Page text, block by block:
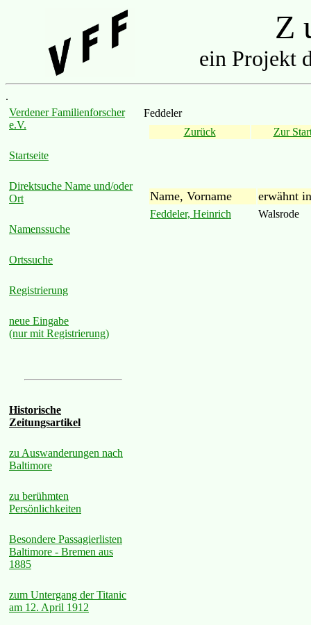
Z
ein Projekt
.
Verdener Familienforscher
e.V.
Startseite
Direktsuche Name und/oder
Ort
Namenssuche
Ortssuche
Registrierung
neue Eingabe
(nur mit Registrierung)
Historische
Zeitungsartikel
zu Auswanderungen nach
Baltimore
zu berühmten
Persönlichkeiten
Besondere Passagierlisten
Baltimore - Bremen aus
1885
zum Untergang der Titanic
am 12. April 1912
Feddeler
Zurück
Zur
Name, Vorname erwähnt in
Feddeler, Heinrich Walsrode